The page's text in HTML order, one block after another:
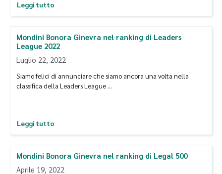
Leggi tutto
Mondini Bonora Ginevra nel ranking di Leaders
League 2022
Luglio 22, 2022
Siamo felici di annunciare che siamo ancora una volta nella
classifica della Leaders League …
Leggi tutto
Mondini Bonora Ginevra nel ranking di Legal 500
Aprile 19, 2022